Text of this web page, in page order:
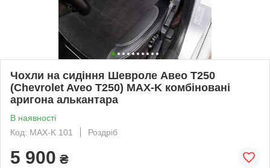
Чохли на сидіння Шевроле Авео Т250
(Chevrolet Aveo Т250) MAX-K комбіновані
аригона алькантара
В наявності
Код: MAX-K 101
Роздріб
5 900 ₴